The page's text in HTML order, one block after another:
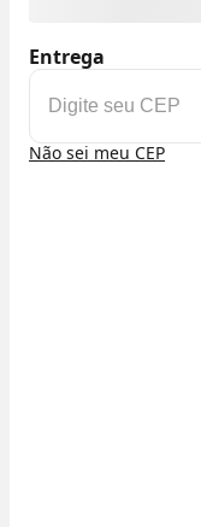
Entrega
Não sei meu CEP